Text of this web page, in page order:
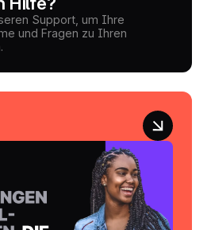
Support, um Ihre
und Fragen zu Ihren